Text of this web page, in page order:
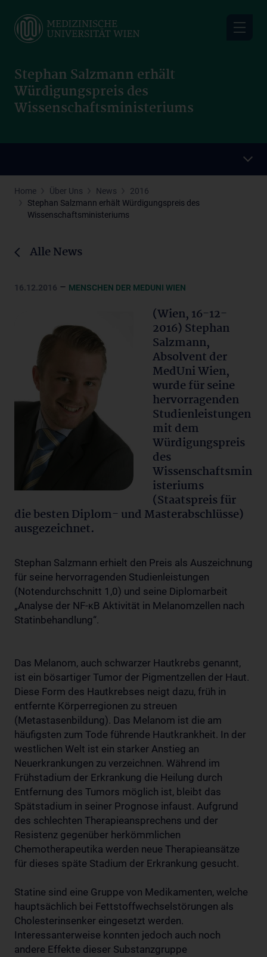
main
Stephan Salzmann erhält
Würdigungspreis des
Wissenschaftsministeriums
Home Über Uns News
2016
Stephan Salzmann erhält Würdigungspreis des
Wissenschaftsministeriums
Alle News
16.12.2016 – MENSCHEN DER MEDUNI WIEN
(Wien, 16-12-
2016) Stephan
Salzmann,
Absolvent der
MedUni Wien,
wurde für seine
hervorragenden
Studienleistungen
mit dem
Würdigungspreis
des
Wissenschaftsmin
isteriums
(Staatspreis für
die besten Diplom- und Masterabschlüsse)
ausgezeichnet.
Stephan Salzmann erhielt den Preis als Auszeichnung
für seine hervorragenden Studienleistungen
(Notendurchschnitt 1,0) und seine Diplomarbeit
„Analyse der NF-κB Aktivität in Melanomzellen nach
Statinbehandlung“.
Das Melanom, auch schwarzer Hautkrebs genannt,
ist ein bösartiger Tumor der Pigmentzellen der Haut.
Diese Form des Hautkrebses neigt dazu, früh in
entfernte Körperregionen zu streuen
(Metastasenbildung). Das Melanom ist die am
häufigsten zum Tode führende Hautkrankheit. In der
westlichen Welt ist ein starker Anstieg an
Neuerkrankungen zu verzeichnen. Während im
Frühstadium der Erkrankung die Heilung durch
Entfernung des Tumors möglich ist, bleibt das
Spätstadium in seiner Prognose infaust. Aufgrund
des schlechten Therapieansprechens und der
Resistenz gegenüber herkömmlichen
Chemotherapeutika werden neue Therapieansätze
für dieses späte Stadium der Erkrankung gesucht.
Statine sind eine Gruppe von Medikamenten, welche
hauptsächlich bei Fettstoffwechselstörungen als
Cholesterinsenker eingesetzt werden.
Interessanterweise konnten jedoch auch noch
andere Effekte dieser Substanzgruppe